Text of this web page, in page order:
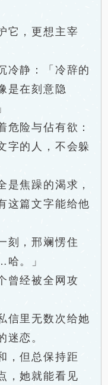
，更想主宰
静：「冷辞的
是在刻意隐
险与佔有欲：
字的人，不会躲
焦躁的渴求，
这篇文字能给他
，邢斓愣住
。」
经被全网攻
里无数次给她
迷恋。
但总保持距
，她就能看见